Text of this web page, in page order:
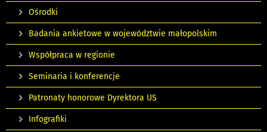
Ośrodki
Badania ankietowe w województwie małopolskim
Współpraca w regionie
Seminaria i konferencje
Patronaty honorowe Dyrektora US
Infografiki